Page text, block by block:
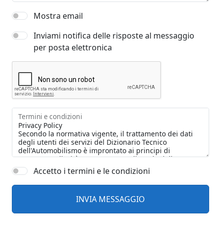
Mostra email
Inviami notifica delle risposte al messaggio
per posta elettronica
Termini e condizioni
Accetto i termini e le condizioni